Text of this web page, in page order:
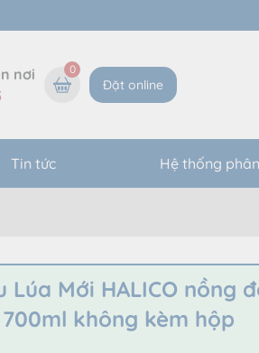
nơi
0
Đặt online
Tin tức Hệ thống
Lúa Mới HALICO nồng
không kèm hộp